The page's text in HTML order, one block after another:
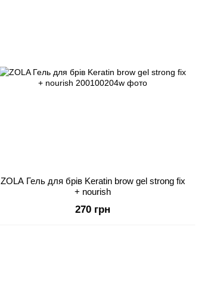
ZOLA Гель для брів Keratin brow gel strong fix
+ nourish
270 грн